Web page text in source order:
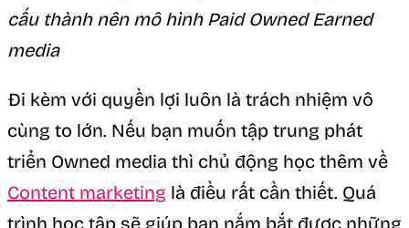
cấu thành nên mô hình Paid Owned Earned
media
Đi kèm với quyền lợi luôn là trách nhiệm vô
cùng to lớn. Nếu bạn muốn tập trung phát
triển Owned media thì chủ động học thêm về
Content marketing là điều rất cần thiết. Quá
trình học tập sẽ giúp bạn nắm bắt được những